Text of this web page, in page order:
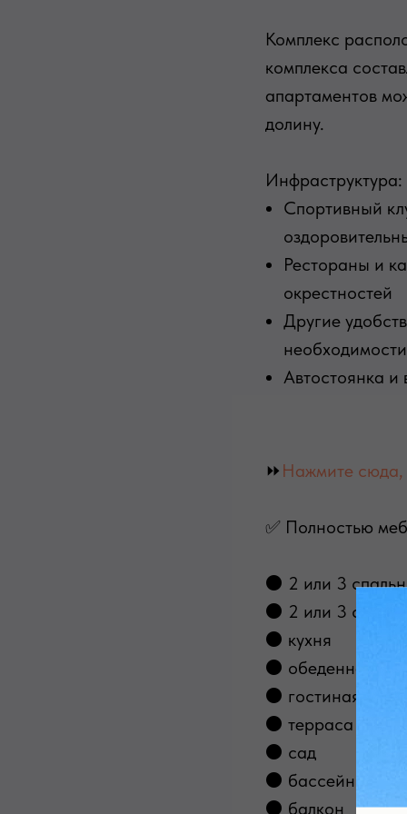
Комплекс
комплекса
апартаментов
долину.
Инфраструктура:
Спортивный
Рестораны и
окрестностей
Другие
Автостоянка и
⏩ Нажмите сюда,
✅ Полностью
⚫ 2 или 3
⚫ 2 или 3 с/у
⚫ кухня
⚫ обеденная
⚫ гостиная
⚫ терраса
⚫ сад
⚫ бассейн
⚫ балкон